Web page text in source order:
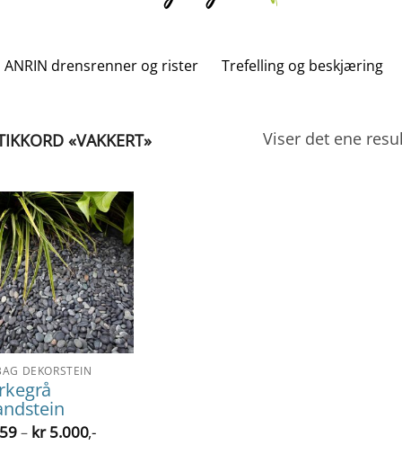
ANRIN drensrenner og rister Trefelling og beskjæring
«VAKKERT» Viser det ene
DEKORSTEIN
– kr5.000Prisområde:
kr 159
,-